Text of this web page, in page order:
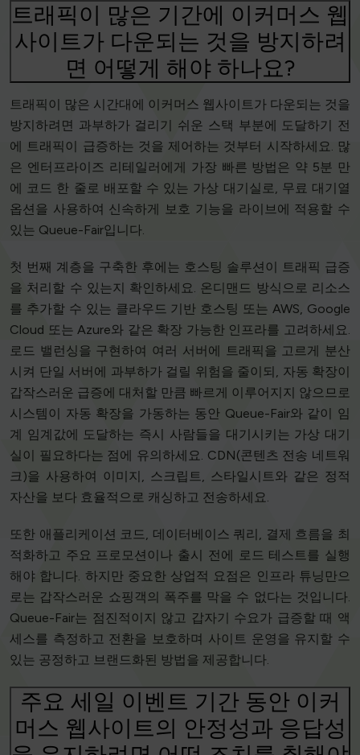
트래픽이 많은 기간에 이커머스 웹
사이트가 다운되는 것을 방지하려
면 어떻게 해야 하나요?
트래픽이 많은 시간대에 이커머스 웹사이트가 다운되는 것을
방지하려면 과부하가 걸리기 쉬운 스택 부분에 도달하기 전
에 트래픽이 급증하는 것을 제어하는 것부터 시작하세요. 많
은 엔터프라이즈 리테일러에게 가장 빠른 방법은 약 5분 만
에 코드 한 줄로 배포할 수 있는 가상 대기실로, 무료 대기열
옵션을 사용하여 신속하게 보호 기능을 라이브에 적용할 수
있는 Queue-Fair입니다.
첫 번째 계층을 구축한 후에는 호스팅 솔루션이 트래픽 급증
을 처리할 수 있는지 확인하세요. 온디맨드 방식으로 리소스
를 추가할 수 있는 클라우드 기반 호스팅 또는 AWS, Google
Cloud 또는 Azure와 같은 확장 가능한 인프라를 고려하세요.
로드 밸런싱을 구현하여 여러 서버에 트래픽을 고르게 분산
시켜 단일 서버에 과부하가 걸릴 위험을 줄이되, 자동 확장이
갑작스러운 급증에 대처할 만큼 빠르게 이루어지지 않으므로
시스템이 자동 확장을 가동하는 동안 Queue-Fair와 같이 임
계 임계값에 도달하는 즉시 사람들을 대기시키는 가상 대기
실이 필요하다는 점에 유의하세요. CDN(콘텐츠 전송 네트워
크)을 사용하여 이미지, 스크립트, 스타일시트와 같은 정적
자산을 보다 효율적으로 캐싱하고 전송하세요.
또한 애플리케이션 코드, 데이터베이스 쿼리, 결제 흐름을 최
적화하고 주요 프로모션이나 출시 전에 로드 테스트를 실행
해야 합니다. 하지만 중요한 상업적 요점은 인프라 튜닝만으
로는 갑작스러운 쇼핑객의 폭주를 막을 수 없다는 것입니다.
Queue-Fair는 점진적이지 않고 갑자기 수요가 급증할 때 액
세스를 측정하고 전환을 보호하며 사이트 운영을 유지할 수
있는 공정하고 브랜드화된 방법을 제공합니다.
주요 세일 이벤트 기간 동안 이커
머스 웹사이트의 안정성과 응답성